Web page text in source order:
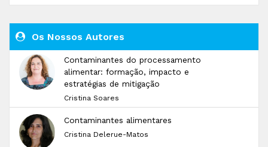
Os Nossos Autores
Contaminantes do processamento
alimentar: formação, impacto e
estratégias de mitigação
Cristina Soares
Contaminantes alimentares
Cristina Delerue-Matos